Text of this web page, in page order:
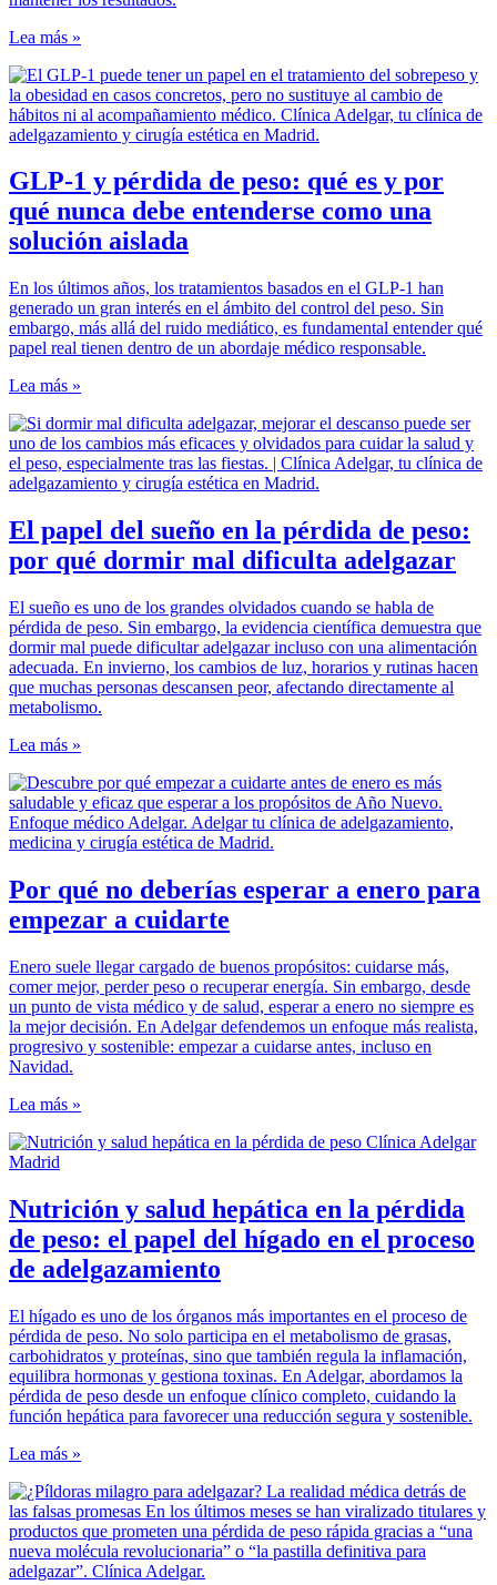
Lea más »
GLP-1 y pérdida de peso: qué es y por
qué nunca debe entenderse como una
solución aislada
En los últimos años, los tratamientos basados en el GLP-1 han
generado un gran interés en el ámbito del control del peso. Sin
embargo, más allá del ruido mediático, es fundamental entender qué
papel real tienen dentro de un abordaje médico responsable.
Lea más »
El papel del sueño en la pérdida de peso:
por qué dormir mal dificulta adelgazar
El sueño es uno de los grandes olvidados cuando se habla de
pérdida de peso. Sin embargo, la evidencia científica demuestra que
dormir mal puede dificultar adelgazar incluso con una alimentación
adecuada. En invierno, los cambios de luz, horarios y rutinas hacen
que muchas personas descansen peor, afectando directamente al
metabolismo.
Lea más »
Por qué no deberías esperar a enero para
empezar a cuidarte
Enero suele llegar cargado de buenos propósitos: cuidarse más,
comer mejor, perder peso o recuperar energía. Sin embargo, desde
un punto de vista médico y de salud, esperar a enero no siempre es
la mejor decisión. En Adelgar defendemos un enfoque más realista,
progresivo y sostenible: empezar a cuidarse antes, incluso en
Navidad.
Lea más »
Nutrición y salud hepática en la pérdida
de peso: el papel del hígado en el proceso
de adelgazamiento
El hígado es uno de los órganos más importantes en el proceso de
pérdida de peso. No solo participa en el metabolismo de grasas,
carbohidratos y proteínas, sino que también regula la inflamación,
equilibra hormonas y gestiona toxinas. En Adelgar, abordamos la
pérdida de peso desde un enfoque clínico completo, cuidando la
función hepática para favorecer una reducción segura y sostenible.
Lea más »